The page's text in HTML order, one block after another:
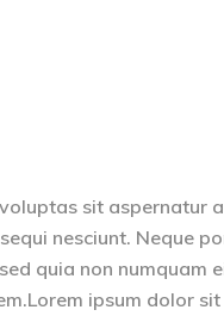
sit aspernatur
nesciunt. Neque
quia non
ipsum dolor